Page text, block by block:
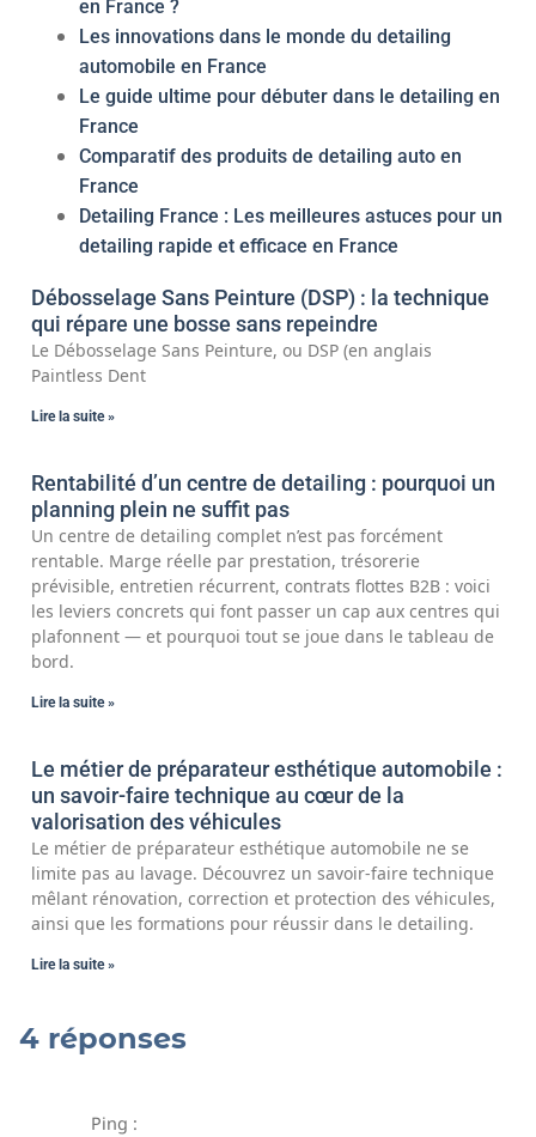
en France ?
Les innovations dans le monde du detailing
automobile en France
Le guide ultime pour débuter dans le detailing en
France
Comparatif des produits de detailing auto en
France
Detailing France : Les meilleures astuces pour un
detailing rapide et efficace en France
Débosselage Sans Peinture (DSP) : la technique
qui répare une bosse sans repeindre
Le Débosselage Sans Peinture, ou DSP (en anglais
Paintless Dent
Lire la suite »
Rentabilité d’un centre de detailing : pourquoi un
planning plein ne suffit pas
Un centre de detailing complet n’est pas forcément
rentable. Marge réelle par prestation, trésorerie
prévisible, entretien récurrent, contrats flottes B2B : voici
les leviers concrets qui font passer un cap aux centres qui
plafonnent — et pourquoi tout se joue dans le tableau de
bord.
Lire la suite »
Le métier de préparateur esthétique automobile :
un savoir-faire technique au cœur de la
valorisation des véhicules
Le métier de préparateur esthétique automobile ne se
limite pas au lavage. Découvrez un savoir-faire technique
mêlant rénovation, correction et protection des véhicules,
ainsi que les formations pour réussir dans le detailing.
Lire la suite »
4 réponses
Ping :